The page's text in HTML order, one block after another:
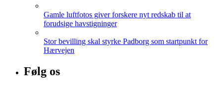
Gamle luftfotos giver forskere nyt redskab til at
forudsige havstigninger
Stor bevilling skal styrke Padborg som startpunkt for
Hærvejen
Følg os